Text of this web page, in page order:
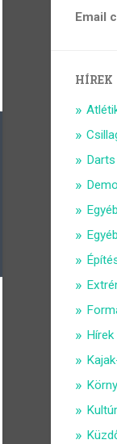
Email
HÍREK
Darts
Hírek